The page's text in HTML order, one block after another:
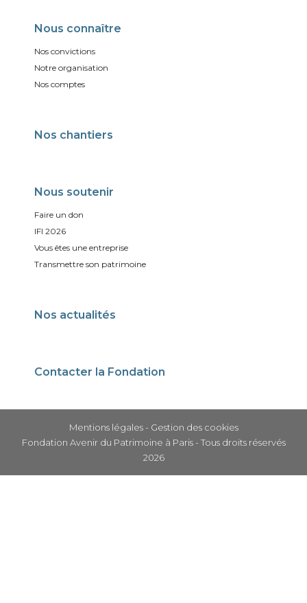
Nous connaître
Nos convictions
Notre organisation
Nos comptes
Nos chantiers
Nous soutenir
Faire un don
IFI 2026
Vous êtes une entreprise
Transmettre son patrimoine
Nos actualités
Contacter la Fondation
Mentions légales- Gestion des cookies
Fondation Avenir du Patrimoine à Paris - Tous droits réservés
2026